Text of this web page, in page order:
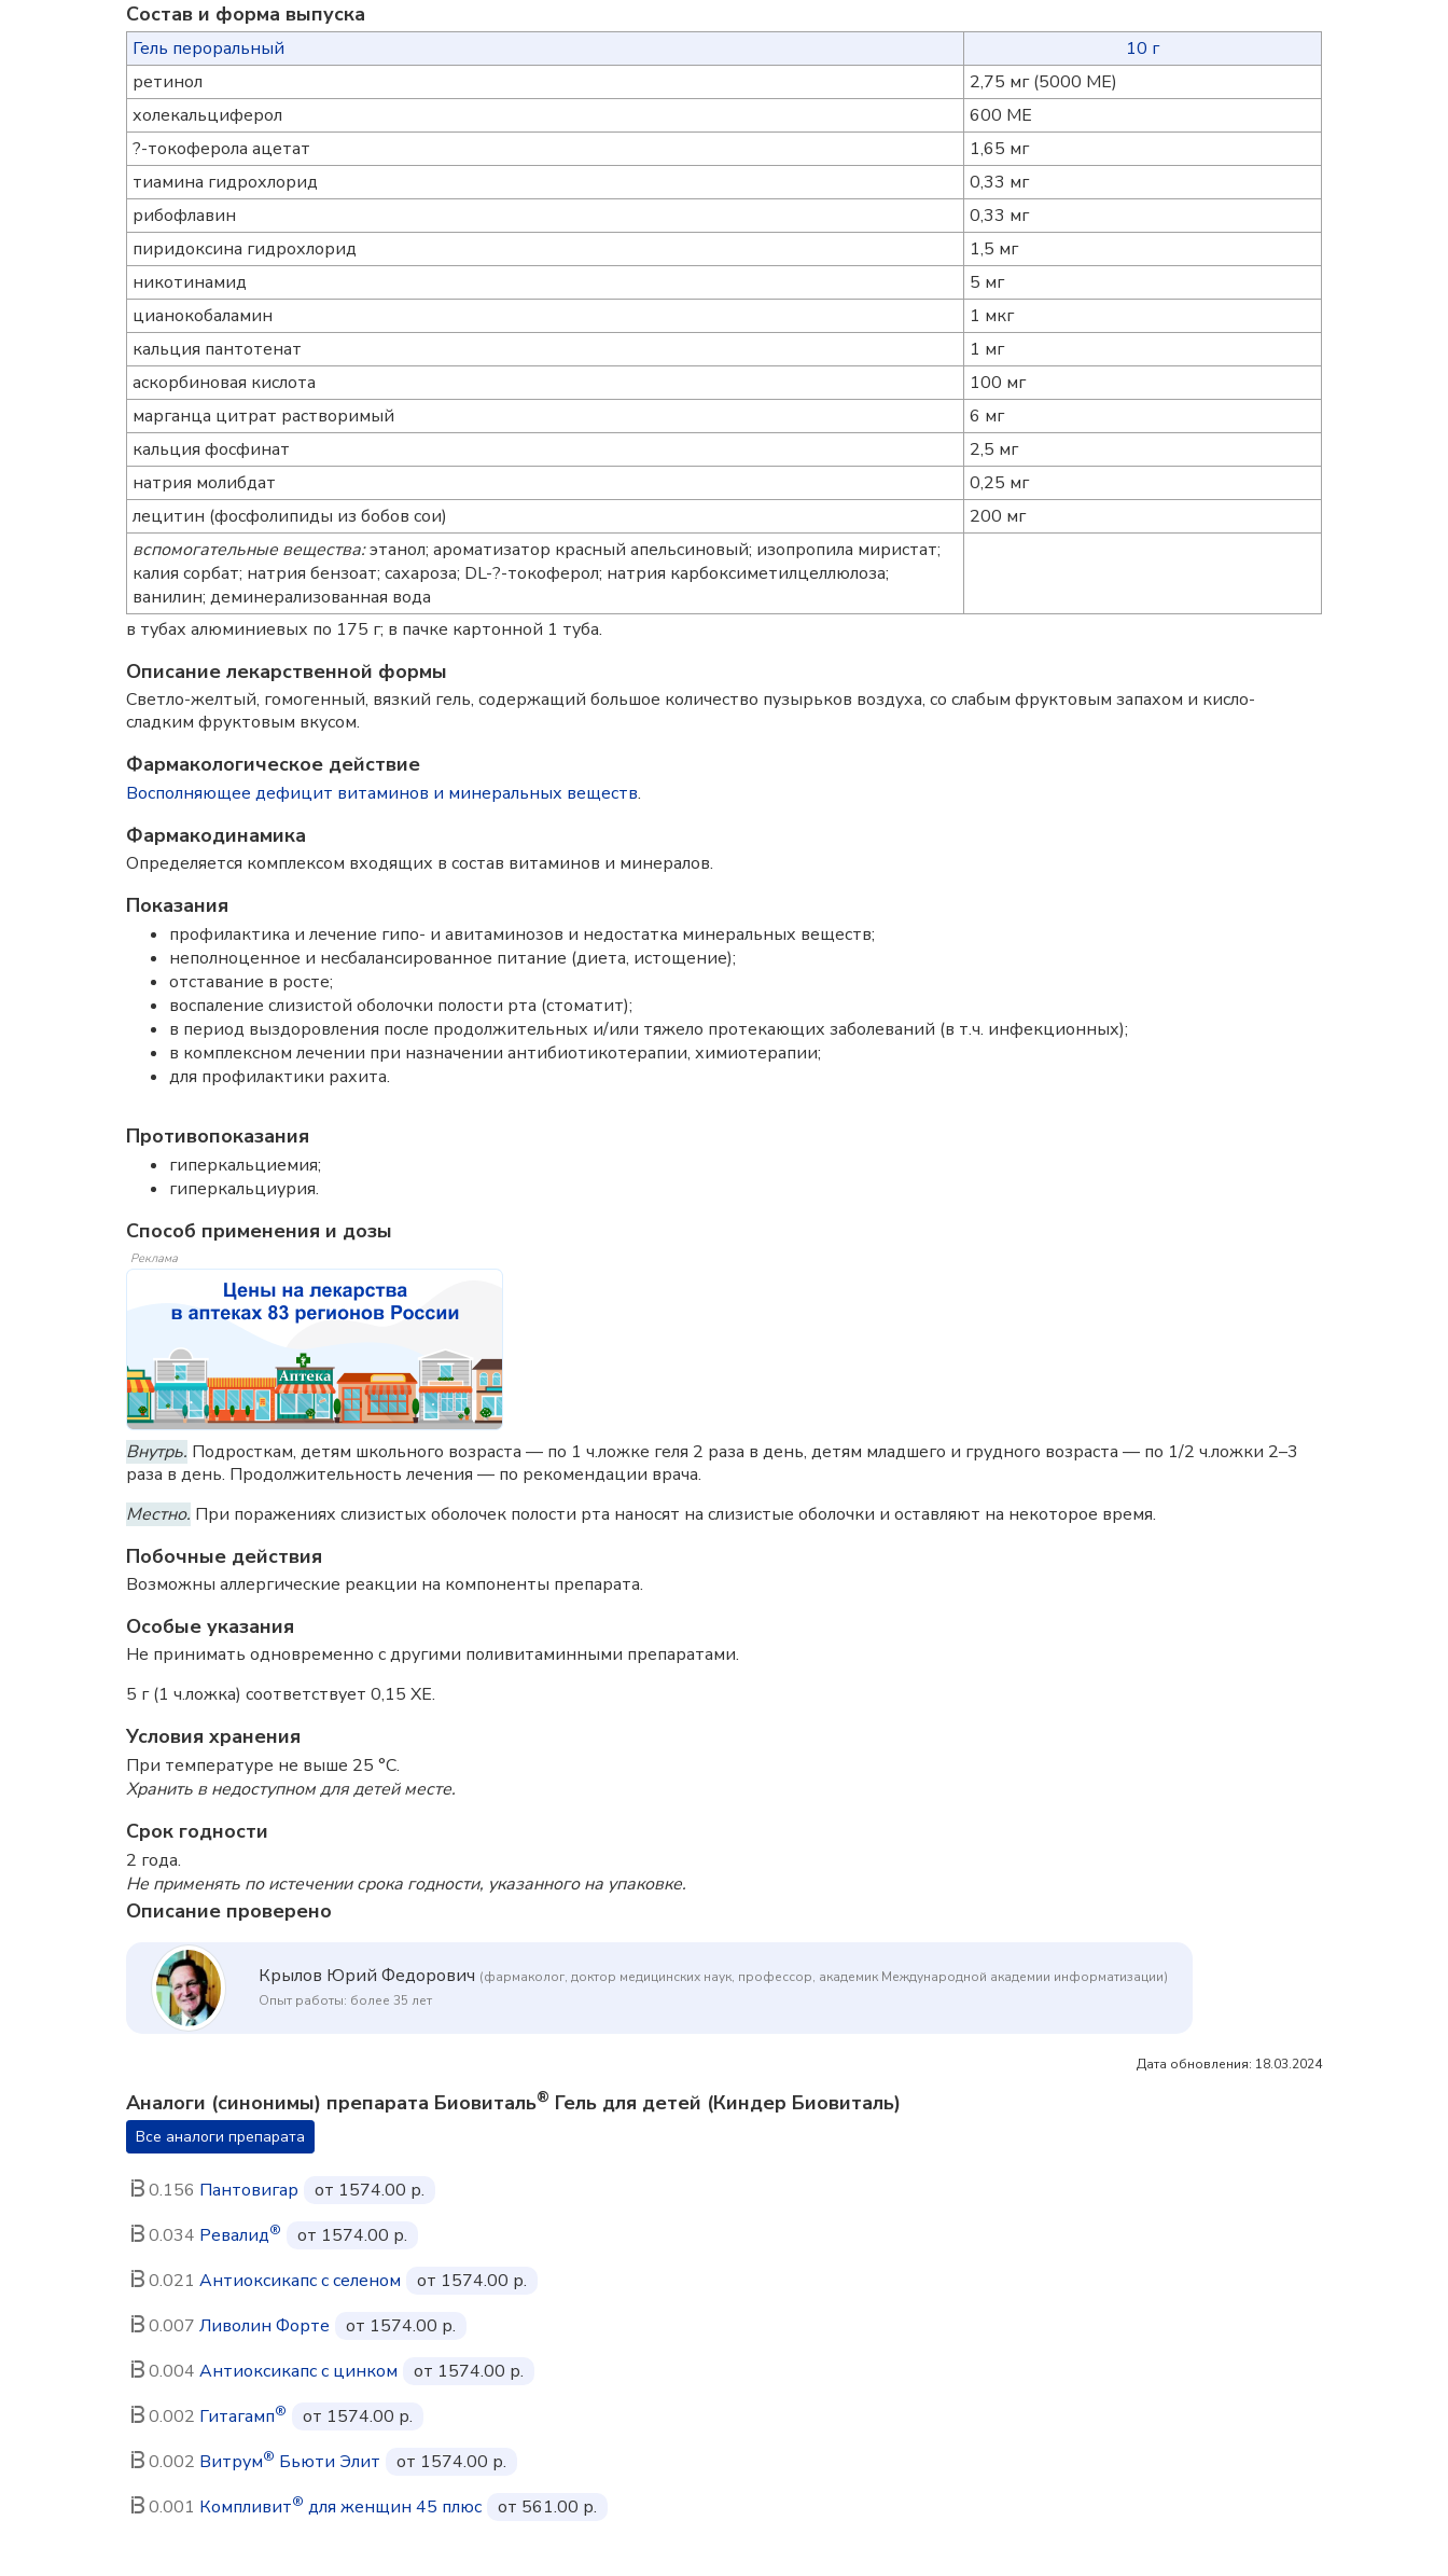
Состав и форма выпускa
Гель пероральный
10 г
ретинол
2,75 мг (5000 МЕ)
холекальциферол
600 МЕ
?-токоферола ацетат
1,65 мг
тиамина гидрохлорид
0,33 мг
рибофлавин
0,33 мг
пиридоксина гидрохлорид
1,5 мг
никотинамид
5 мг
цианокобаламин
1 мкг
кальция пантотенат
1 мг
аскорбиновая кислота
100 мг
марганца цитрат растворимый
6 мг
кальция фосфинат
2,5 мг
натрия молибдат
0,25 мг
лецитин (фосфолипиды из бобов сои)
200 мг
вспомогательные вещества:этанол; ароматизатор красный апельсиновый; изопропила миристат;
калия сорбат; натрия бензоат; сахароза; DL-?-токоферол; натрия карбоксиметилцеллюлоза;
ванилин; деминерализованная вода
в тубах алюминиевых по 175 г; в пачке картонной 1 туба.
Описание лекарственной формы
Светло-желтый, гомогенный, вязкий гель, содержащий большое количество пузырьков воздуха, со слабым фруктовым запахом и кисло-
сладким фруктовым вкусом.
Фармакологическое действие
Восполняющее дефицит витаминов и минеральных веществ.
Фармакодинамика
Определяется комплексом входящих в состав витаминов и минералов.
Показания
профилактика и лечение гипо- и авитаминозов и недостатка минеральных веществ;
неполноценное и несбалансированное питание (диета, истощение);
отставание в росте;
воспаление слизистой оболочки полости рта (стоматит);
в период выздоровления после продолжительных и/или тяжело протекающих заболеваний (в т.ч. инфекционных);
в комплексном лечении при назначении антибиотикотерапии, химиотерапии;
для профилактики рахита.
Противопоказания
гиперкальциемия;
гиперкальциурия.
Способ применения и дозы
Реклама
Внутрь. Подросткам, детям школьного возраста — по 1 ч.ложке геля 2 раза в день, детям младшего и грудного возраста — по 1/2 ч.ложки 2–3
раза в день. Продолжительность лечения — по рекомендации врача.
Местно. При поражениях слизистых оболочек полости рта наносят на слизистые оболочки и оставляют на некоторое время.
Побочные действия
Возможны аллергические реакции на компоненты препарата.
Особые указания
Не принимать одновременно с другими поливитаминными препаратами.
5 г (1 ч.ложка) соответствует 0,15 ХЕ.
Условия хранения
При температуре не выше 25 °C.
Хранить в недоступном для детей месте.
Срок годности
2 года.
Не применять по истечении срока годности, указанного на упаковке.
Описание проверено
Крылов Юрий Федорович (фармаколог, доктор медицинских наук, профессор, академик Международной академии информатизации)
Опыт работы: более 35 лет
Дата обновления: 18.03.2024
Аналоги (синонимы) препарата Биовиталь® Гель для детей (Киндер Биовиталь)
Все аналоги препарата
0.156 Пантовигар
от 1574.00 р.
0.034 Ревалид®
от 1574.00 р.
0.021 Антиоксикапс с селеном
от 1574.00 р.
0.007 Ливолин Форте
от 1574.00 р.
0.004 Антиоксикапс с цинком
от 1574.00 р.
0.002 Гитагамп®
от 1574.00 р.
0.002 Витрум® Бьюти Элит
от 1574.00 р.
0.001 Компливит® для женщин 45 плюс от 561.00 р.